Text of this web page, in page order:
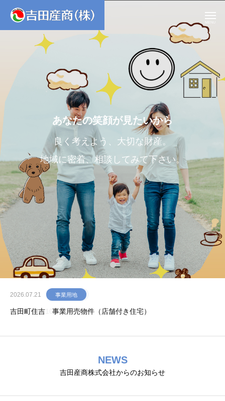
あなたの笑顔が見たいから
良く考えよう、大切な財産。
地域に密着、相談してみて下さい。
2026.07.21 事業用地
吉田町住吉 事業用売物件（店舗付き住宅）
NEWS
吉田産商株式会社からのお知らせ